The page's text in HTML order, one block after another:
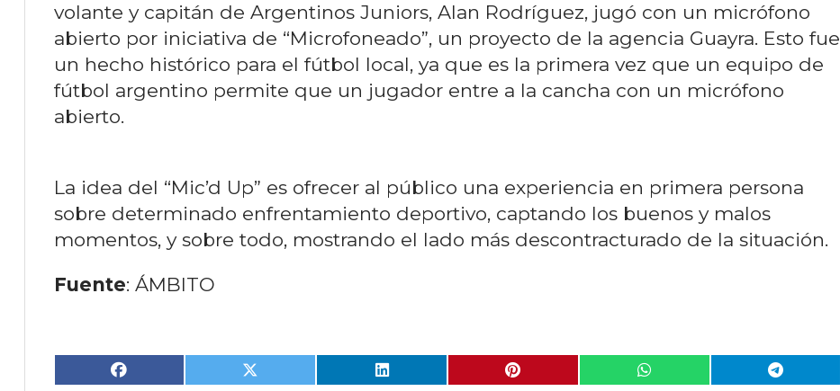
volante y capitán de Argentinos Juniors, Alan Rodríguez, jugó con un micrófono
abierto por iniciativa de “Microfoneado”, un proyecto de la agencia Guayra. Esto fue
un hecho histórico para el fútbol local, ya que es la primera vez que un equipo de
fútbol argentino permite que un jugador entre a la cancha con un micrófono
abierto.
La idea del “Mic’d Up” es ofrecer al público una experiencia en primera persona
sobre determinado enfrentamiento deportivo, captando los buenos y malos
momentos, y sobre todo, mostrando el lado más descontracturado de la situación.
Fuente: ÁMBITO